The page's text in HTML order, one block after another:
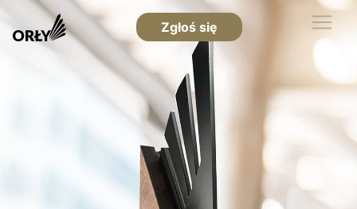
Zgłoś się